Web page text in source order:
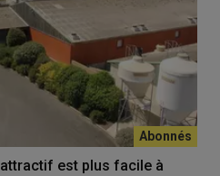
est plus facile à